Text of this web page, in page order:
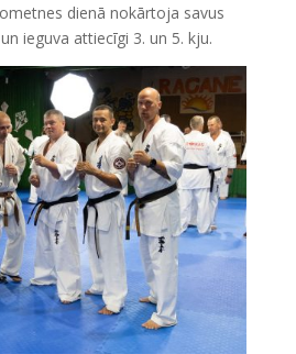
dienā nokārtoja savus
ieguva attiecīgi 3. un 5. kju.